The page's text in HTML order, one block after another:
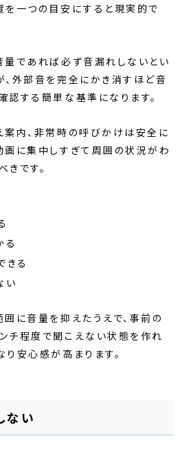
を一つの目安にすると現実的で
量であれば必ず音漏れしないとい
、外部音を完全にかき消すほど音
認する簡単な基準になります。
案内、非常時の呼びかけは安全に
画に集中しすぎて周囲の状況がわ
です。
る
きる
い
に音量を抑えたうえで、事前の
チ程度で聞こえない状態を作れ
安心感が高まります。
ない